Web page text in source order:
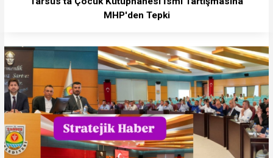
MHP'den Tepki